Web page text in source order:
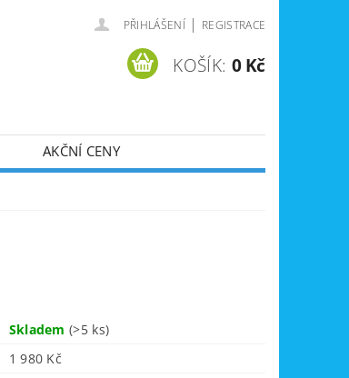
PŘIHLÁŠENÍ | REGISTRACE
KOŠÍK: 0 Kč
AKČNÍ CENY
Skladem(>5 ks)
1 980 Kč